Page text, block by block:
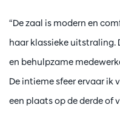
“De zaal is modern en
haar klassieke uitstraling.
en behulpzame
De intieme sfeer ervaar ik
een plaats op de derde of